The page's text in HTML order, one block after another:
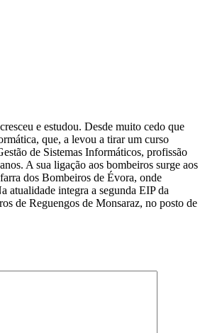
e estudou. Desde muito cedo que
que, a levou a tirar um curso
de Sistemas Informáticos, profissão
A sua ligação aos bombeiros surge aos
dos Bombeiros de Évora, onde
atualidade integra a segunda EIP da
de Reguengos de Monsaraz, no posto de